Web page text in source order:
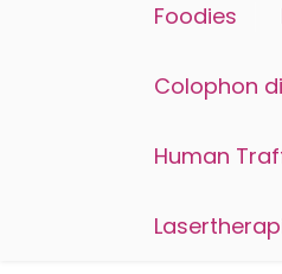
Foodies
Colophon
Human